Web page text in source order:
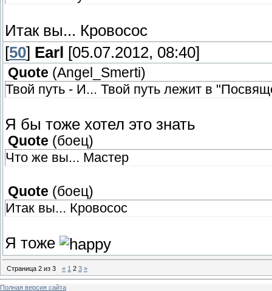
Итак вы... Кровосос
[50] Earl [05.07.2012, 08:40]
Quote (Angel_Smerti)
Твой путь - И... Твой путь лежит в
Я бы тоже хотел это знать
Quote (боец)
Что же вы... Мастер
Quote (боец)
Итак вы... Кровосос
Я тоже
Страница 2 из 3 « 1 2 3 »
Полная версия сайта